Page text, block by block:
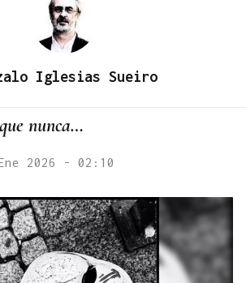
Iglesias Sueiro
nunca…
2026 - 02:10